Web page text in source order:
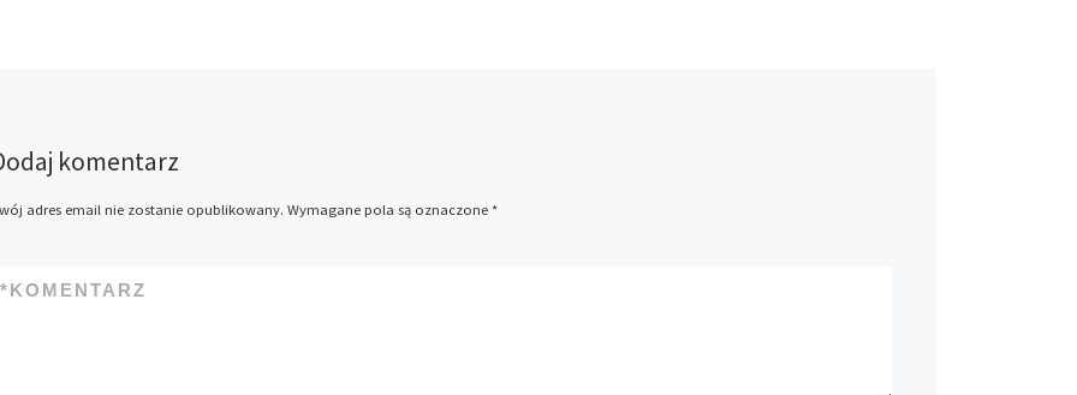
komentarz
adres email nie zostanie opublikowany. Wymagane pola są oznaczone *
KOMENTARZ
*